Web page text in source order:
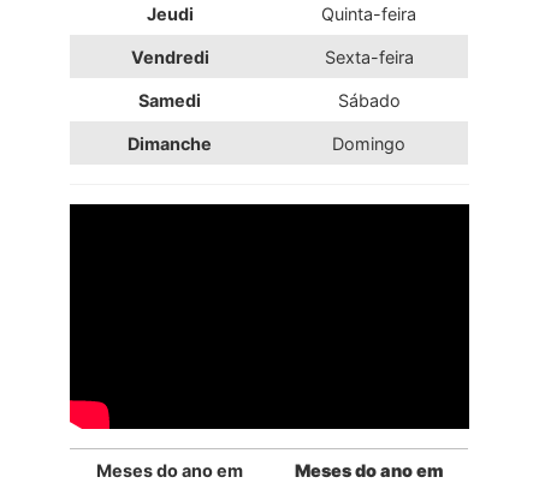
Jeudi Quinta-feira
Vendredi Sexta-feira
Samedi Sábado
Dimanche Domingo
Meses do ano em
Meses do ano em